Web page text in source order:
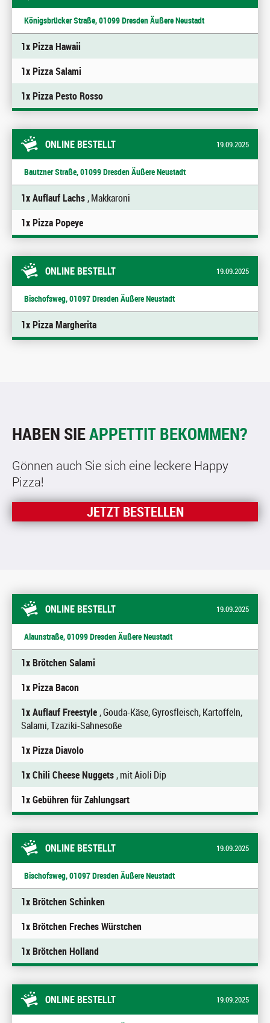
Königsbrücker Straße, 01099 Dresden Äußere Neustadt
1x Pizza Hawaii
1x Pizza Salami
1x Pizza Pesto Rosso
ONLINE BESTELLT 19.09.2025
Bautzner Straße, 01099 Dresden Äußere Neustadt
1x Auflauf Lachs, Makkaroni
1x Pizza Popeye
ONLINE BESTELLT 19.09.2025
Bischofsweg, 01097 Dresden Äußere Neustadt
1x Pizza Margherita
HABEN SIEAPPETTIT BEKOMMEN?
Gönnen auch Sie sich eine leckere Happy
Pizza!
JETZT BESTELLEN
ONLINE BESTELLT 19.09.2025
Alaunstraße, 01099 Dresden Äußere Neustadt
1x Brötchen Salami
1x Pizza Bacon
1x Auflauf Freestyle, Gouda-Käse, Gyrosfleisch, Kartoffeln,
Salami, Tzaziki-Sahnesoße
1x Pizza Diavolo
1x Chili Cheese Nuggets, mit Aioli Dip
1x Gebühren für Zahlungsart
ONLINE BESTELLT 19.09.2025
Bischofsweg, 01097 Dresden Äußere Neustadt
1x Brötchen Schinken
1x Brötchen Freches Würstchen
1x Brötchen Holland
ONLINE BESTELLT 19.09.2025